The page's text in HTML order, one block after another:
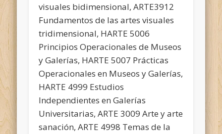
visuales bidimensional, ARTE3912
Fundamentos de las artes visuales
tridimensional, HARTE 5006
Principios Operacionales de Museos
y Galerías, HARTE 5007 Prácticas
Operacionales en Museos y Galerías,
HARTE 4999 Estudios
Independientes en Galerías
Universitarias, ARTE 3009 Arte y arte
sanación, ARTE 4998 Temas de la